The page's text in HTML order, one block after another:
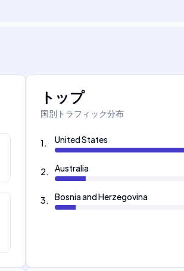
トップ
国別トラフィック分布
1. United States
2. Australia
3. Bosnia and Herzegovina